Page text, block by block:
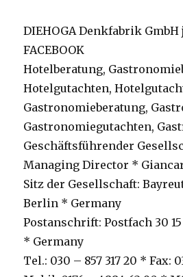
DIEHOGA Denkfabrik GmbH
FACEBOOK
Hotelberatung,
Hotelgutachten,
Gastronomieberatung,
Gastronomiegutachten,
Geschäftsführender
Managing Director *
Sitz der Gesellschaft:
Berlin * Germany
Postanschrift: Postfach 30
* Germany
Tel.: 030 – 857 317 20 * Fax: